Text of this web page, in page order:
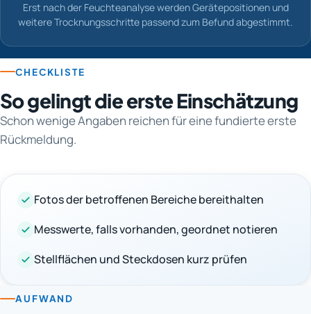
Erst nach der Feuchteanalyse werden Gerätepositionen und
weitere Trocknungsschritte passend zum Befund abgestimmt.
CHECKLISTE
So gelingt die erste Einschätzung
Schon wenige Angaben reichen für eine fundierte erste
Rückmeldung.
Fotos der betroffenen Bereiche bereithalten
Messwerte, falls vorhanden, geordnet notieren
Stellflächen und Steckdosen kurz prüfen
AUFWAND